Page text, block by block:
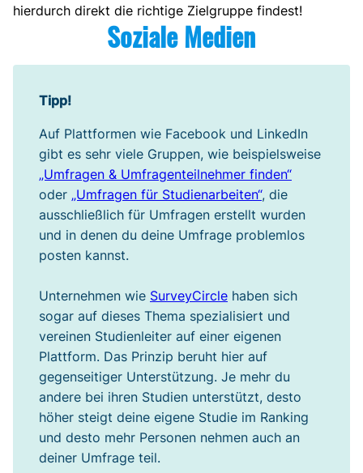
hierdurch direkt die richtige Zielgruppe findest!
Soziale Medien
Tipp!
Auf Plattformen wie Facebook und LinkedIn
gibt es sehr viele Gruppen, wie beispielsweise
„Umfragen & Umfragenteilnehmer finden“
oder „Umfragen für Studienarbeiten“, die
ausschließlich für Umfragen erstellt wurden
und in denen du deine Umfrage problemlos
posten kannst.
Unternehmen wie SurveyCircle haben sich
sogar auf dieses Thema spezialisiert und
vereinen Studienleiter auf einer eigenen
Plattform. Das Prinzip beruht hier auf
gegenseitiger Unterstützung. Je mehr du
andere bei ihren Studien unterstützt, desto
höher steigt deine eigene Studie im Ranking
und desto mehr Personen nehmen auch an
deiner Umfrage teil.